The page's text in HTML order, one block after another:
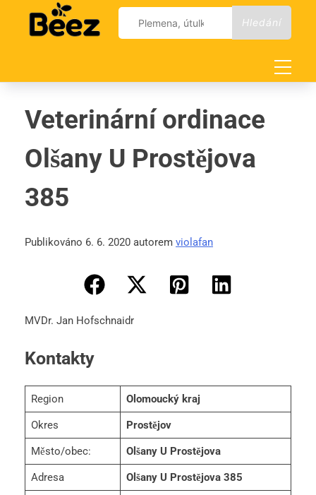
content
Vyhledávání
Veterinární ordinace
Olšany U Prostějova
385
Publikováno 6. 6. 2020 autorem violafan
MVDr. Jan Hofschnaidr
Kontakty
Region Olomoucký kraj
Okres Prostějov
Město/obec: Olšany U Prostějova
Adresa Olšany U Prostějova 385